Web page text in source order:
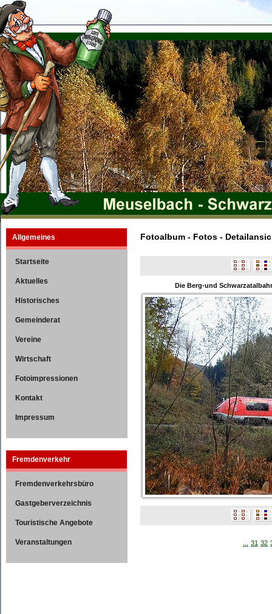
Fotoalbum - Fotos -
Die Berg-und
31 32
Allgemeines
Startseite
Aktuelles
Historisches
Gemeinderat
Vereine
Wirtschaft
Fotoimpressionen
Kontakt
Impressum
Fremdenverkehr
Fremdenverkehrsbüro
Gastgeberverzeichnis
Touristische Angebote
Veranstaltungen